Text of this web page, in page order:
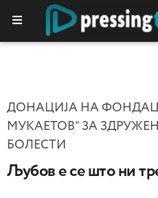
ДОНАЦИЈА НА
МУКАЕТОВ“ ЗА
БОЛЕСТИ
Љубов е се што ни